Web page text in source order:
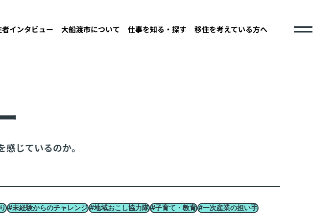
インタビュー 大船渡市について 仕事を知る・探す 移住を考えている方へ
#未経験からのチャレンジ #地域おこし協力隊 #子育て・教育 #一次産業の担い手
じているのか。